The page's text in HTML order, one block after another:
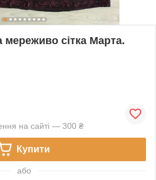
сітка Марта.
на сайті — 300 ₴
Купити
або